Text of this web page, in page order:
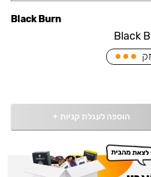
Black
Black Burn
הוספה לעגלת קניות +